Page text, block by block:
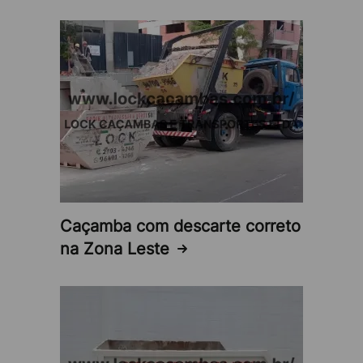
segurança, sustentabilidade e economia.
Solução completa e gerenciada:A Lock Caçambas
assume a responsabilidade por todo o processo,
desde a entrega da caçamba até a coleta e
descarte final dos entulhos, proporcionando
tranquilidade ao cliente.
Maior foco nas atividades estratégicas:
O aluguel
de caçamba para construtoras na Zona Leste
permite que o cliente se concentre nas tarefas
principais do projeto, sem se preocupar com o
Caçambas oferece um serviço profissional e de
Caçamba com descarte correto
na Zona Leste